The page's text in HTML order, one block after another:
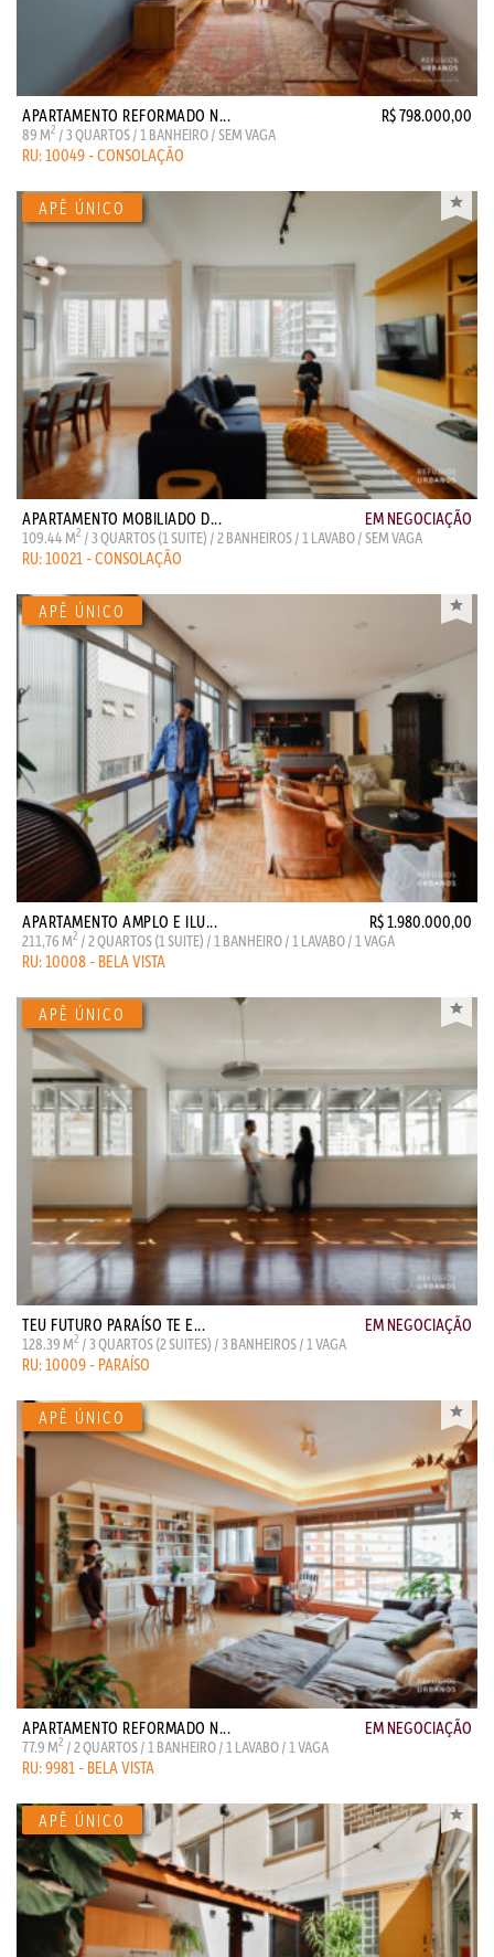
APARTAMENTO REFORMADO N... R$ 798.000,00
89 M2 / 3 QUARTOS / 1 BANHEIRO / SEM VAGA
RU: 10049 - CONSOLAÇÃO
APARTAMENTO MOBILIADO D... EM NEGOCIAÇÃO
109.44 M2 / 3 QUARTOS (1 SUITE) / 2 BANHEIROS / 1 LAVABO / SEM VAGA
RU: 10021 - CONSOLAÇÃO
APARTAMENTO AMPLO E ILU... R$ 1.980.000,00
211,76 M2 / 2 QUARTOS (1 SUITE) / 1 BANHEIRO / 1 LAVABO / 1 VAGA
RU: 10008 - BELA VISTA
TEU FUTURO PARAÍSO TE E... EM NEGOCIAÇÃO
128.39 M2 / 3 QUARTOS (2 SUITES) / 3 BANHEIROS / 1 VAGA
RU: 10009 - PARAÍSO
APARTAMENTO REFORMADO N... EM NEGOCIAÇÃO
77.9 M2 / 2 QUARTOS / 1 BANHEIRO / 1 LAVABO / 1 VAGA
RU: 9981 - BELA VISTA